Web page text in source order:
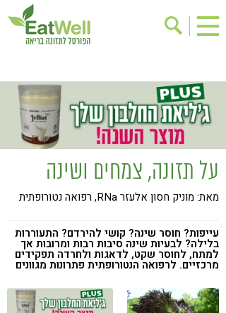
בישול בריא
אינדקס עסקים
ריפוי ומניעת מחלות
בריאות האישה
תוספי תזונה
מתכוני בריאות
אירועים
שינוי תזונתי
גישות בתזונה
דיאטה
ניקוי רעלים
מזונות על
ילדים
תזונה וספורט
רגישות לגלוטן
טעים להכיר
על תזונה, צמחים ושינה
מאת: מוניק חסון אלעזר RNa, רפואה נטורופתית
עייפות? חוסר שינה? קושי להירדם? התעוררות
בלילה? לבעיות שינה סיבות רבות ומרובות אך
למתח, לחוסר שקט, לדאגות ולחרדה תפקידים
מרכזיים. לרפואה הנטורופתית פתרונות מגוונים